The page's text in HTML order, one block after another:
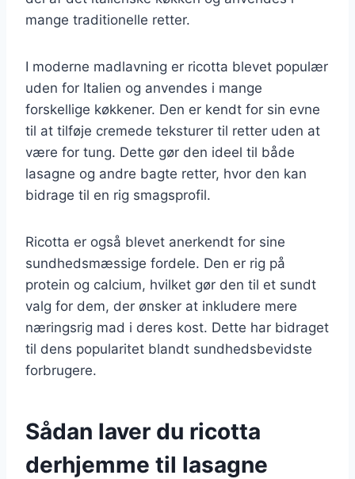
mange traditionelle retter.
I moderne madlavning er ricotta blevet populær
uden for Italien og anvendes i mange
forskellige køkkener. Den er kendt for sin evne
til at tilføje cremede teksturer til retter uden at
være for tung. Dette gør den ideel til både
lasagne og andre bagte retter, hvor den kan
bidrage til en rig smagsprofil.
Ricotta er også blevet anerkendt for sine
sundhedsmæssige fordele. Den er rig på
protein og calcium, hvilket gør den til et sundt
valg for dem, der ønsker at inkludere mere
næringsrig mad i deres kost. Dette har bidraget
til dens popularitet blandt sundhedsbevidste
forbrugere.
Sådan laver du ricotta
derhjemme til lasagne